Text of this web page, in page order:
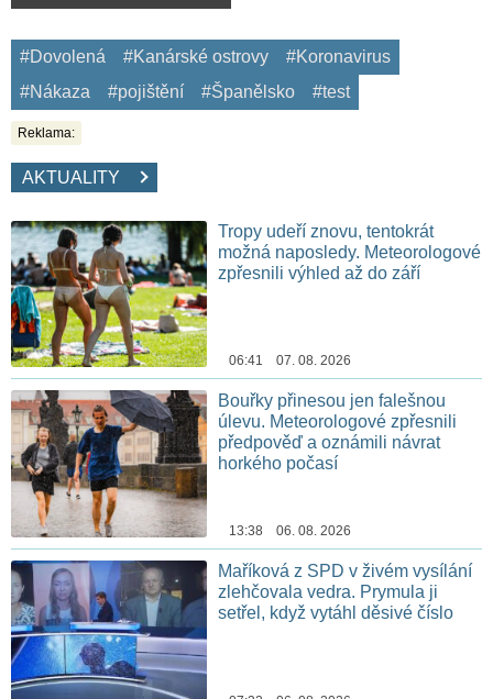
#Dovolená #Kanárské ostrovy
#Koronavirus
#Nákaza
#pojištění #Španělsko #test
Reklama:
AKTUALITY
Tropy udeří znovu, tentokrát
možná naposledy. Meteorologové
zpřesnili výhled až do září
06:41 07. 08. 2026
Bouřky přinesou jen falešnou
úlevu. Meteorologové zpřesnili
předpověď a oznámili návrat
horkého počasí
13:38 06. 08. 2026
Maříková z SPD v živém vysílání
zlehčovala vedra. Prymula ji
setřel, když vytáhl děsivé číslo